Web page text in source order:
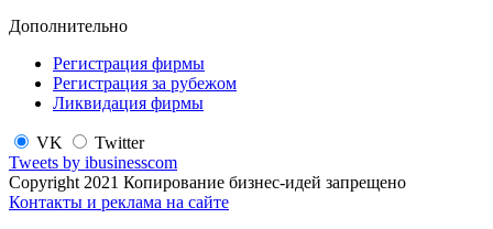
Дополнительно
Регистрация фирмы
Регистрация за рубежом
Ликвидация фирмы
VK
Twitter
Tweets by ibusinesscom
Copyright 2021 Копирование бизнес-идей запрещено
Контакты и реклама на сайте